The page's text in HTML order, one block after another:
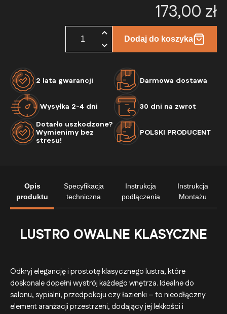
Lustro
Owalne
wymiar
Dodaj do koszyka
173,00 zł
2 lata gwarancji Darmowa dostawa
Wysyłka 2-4 dni
30 dni na zwrot
Dotarło uszkodzone?
Wymienimy bez
stresu!
POLSKI PRODUCENT
Opis
produktu
Specyfikacja
techniczna
Instrukcja
podłączenia
Instrukcja
Montażu
LUSTRO OWALNE KLASYCZNE
Odkryj elegancję i prostotę klasycznego lustra, które
doskonale dopełni wystrój każdego wnętrza. Idealne do
salonu, sypialni, przedpokoju czy łazienki – to nieodłączny
element aranżacji przestrzeni, dodający jej lekkości i